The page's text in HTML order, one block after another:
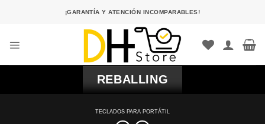
¡GARANTÍA Y ATENCIÓN INCOMPARABLES!
REBALLING
TECLADOS PARA PORTÁTIL